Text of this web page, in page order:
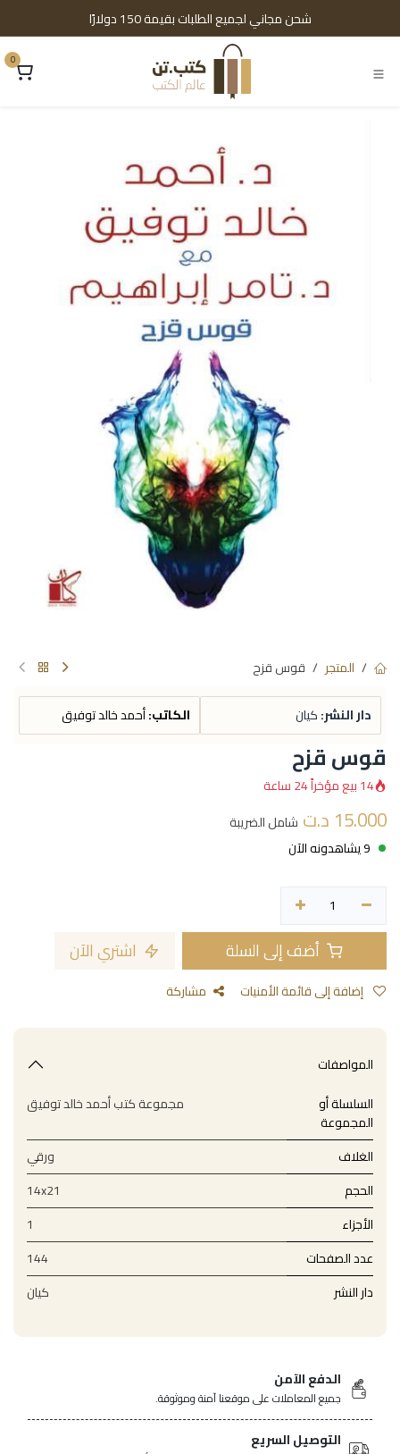
شحن مجاني لجميع الطلبات بقيمة 150 دولارًا
0
المتجر قوس قزح
دار النشر:كيان الكاتب:أحمد خالد توفيق
قوس قزح
14 بيع مؤخراً 24 ساعة
15.000 د.ت شامل الضريبة
9 يشاهدونه الآن
أضف إلى السلة اشتري الآن
مشاركة
المواصفات
السلسلة أو
المجموعة
مجموعة كتب أحمد خالد توفيق
الغلاف
ورقي
الحجم
14x21
الأجزاء
1
عدد الصفحات
144
دار النشر
كيان
الدفع الآمن
جميع المعاملات على موقعنا آمنة وموثوقة.
التوصيل السريع